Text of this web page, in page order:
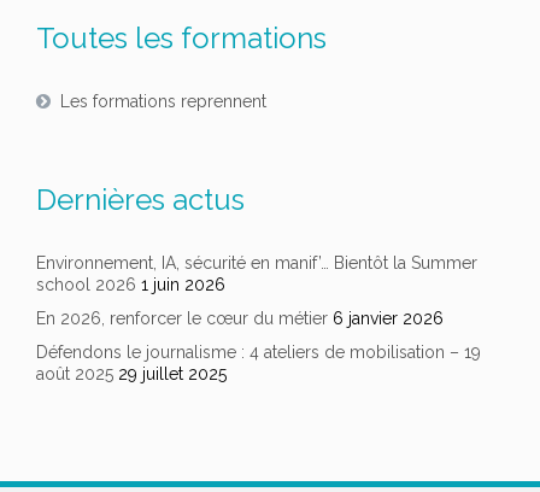
Toutes les formations
Les formations reprennent
Dernières actus
Environnement, IA, sécurité en manif’… Bientôt la Summer
school 2026 1 juin 2026
En 2026, renforcer le cœur du métier 6 janvier 2026
Défendons le journalisme : 4 ateliers de mobilisation – 19
août 2025 29 juillet 2025